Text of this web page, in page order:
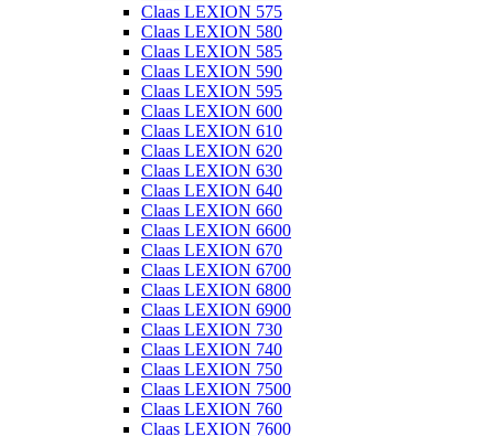
Claas LEXION 575
Claas LEXION 580
Claas LEXION 585
Claas LEXION 590
Claas LEXION 595
Claas LEXION 600
Claas LEXION 610
Claas LEXION 620
Claas LEXION 630
Claas LEXION 640
Claas LEXION 660
Claas LEXION 6600
Claas LEXION 670
Claas LEXION 6700
Claas LEXION 6800
Claas LEXION 6900
Claas LEXION 730
Claas LEXION 740
Claas LEXION 750
Claas LEXION 7500
Claas LEXION 760
Claas LEXION 7600